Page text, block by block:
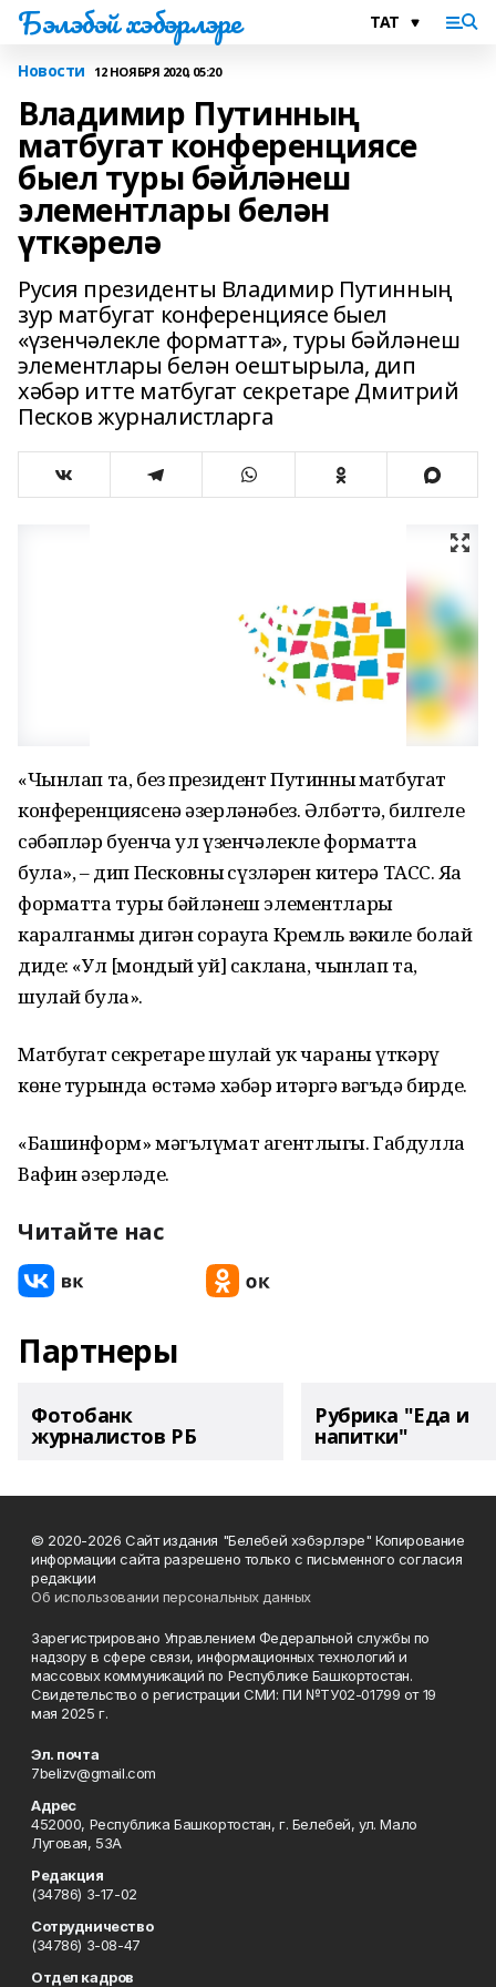
Бэлэбэй хэбэрлэре
Новости 12 НОЯБРЯ 2020, 05:20
Владимир Путинның
матбугат конференциясе
быел туры бәйләнеш
элементлары белән
үткәрелә
Русия президенты Владимир Путинның
зур матбугат конференциясе быел
«үзенчәлекле форматта», туры бәйләнеш
элементлары белән оештырыла, дип
хәбәр итте матбугат секретаре Дмитрий
Песков журналистларга
«Чынлап та, без президент Путинның матбугат
конференциясенә әзерләнәбез. Әлбәттә, билгеле
сәбәпләр буенча ул үзенчәлекле форматта
була», – дип Песковның сүзләрен китерә ТАСС. Яңа
форматта туры бәйләнеш элементлары
каралганмы дигән сорауга Кремль вәкиле болай
диде: «Ул [мондый уй] саклана, чынлап та,
шулай була».
Матбугат секретаре шулай ук чараны үткәрү
көне турында өстәмә хәбәр итәргә вәгъдә бирде.
«Башинформ» мәгълүмат агентлыгы. Габдулла
Вафин әзерләде.
Читайте нас
Партнеры
Фотобанк
журналистов РБ
Рубрика "Еда и
напитки"
© 2020-2026 Сайт издания "Белебей хэбэрлэре" Копирование
информации сайта разрешено только с письменного согласия
редакции
Об использовании персональных данных
Зарегистрировано Управлением Федеральной службы по
надзору в сфере связи, информационных технологий и
массовых коммуникаций по Республике Башкортостан.
Свидетельство о регистрации СМИ: ПИ №ТУ02-01799 от 19
мая 2025 г.
Эл. почта
7belizv@gmail.com
Адрес
452000, Республика Башкортостан, г. Белебей, ул. Мало
Луговая, 53А
Редакция
(34786) 3-17-02
Сотрудничество
(34786) 3-08-47
Отдел кадров